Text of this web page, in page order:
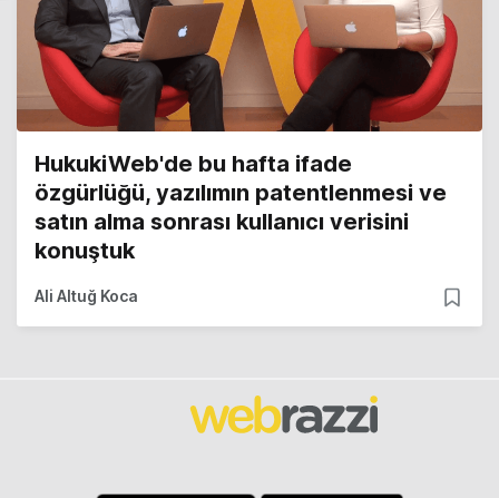
HukukiWeb'de bu hafta ifade
özgürlüğü, yazılımın patentlenmesi ve
satın alma sonrası kullanıcı verisini
konuştuk
Ali Altuğ Koca